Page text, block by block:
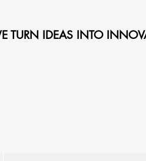
TURN IDEAS INTO